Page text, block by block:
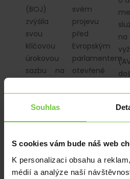
Souhlas
S cookies vám bude náš web
K personalizaci obsahu a
médií a analýze naší
(BOJ)
zvýšila
svou
klíčovou
úrokovou
sazbu na
úroveň za…
svém
projevu
před
Evropským
parlamentem
otevřeně
k zásadním
v přístupu
unie
k obraně…
na